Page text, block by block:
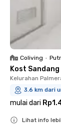
Coliving •
Kost Sandang
Kelurahan
3.6 km dari
mulai dari
Lihat info